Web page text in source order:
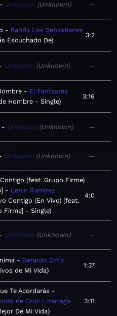
Unknown Unknown —
Banda Los Sebastianes
Escuchado De
3:2
Unknown Unknown —
El Fantasma
Hombre - Single
3:16
Unknown Unknown —
Unknown Unknown —
(feat. Grupo Firme)
Lenin Ramírez
Contigo (En Vivo) [feat.
Firme] - Single
4:0
Unknown Unknown —
Gerardo Ortíz
de Mi Vida
1:37
Te Acordarás
de Cruz Lizárraga
De Mi Vida
3:11